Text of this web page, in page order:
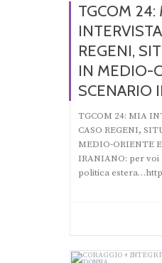
TGCOM 24:
REGENI,
IN MEDIO-
SCENARIO
TGCOM 24: MIA
CASO REGENI,
MEDIO-ORIENTE
IRANIANO: per voi
politica